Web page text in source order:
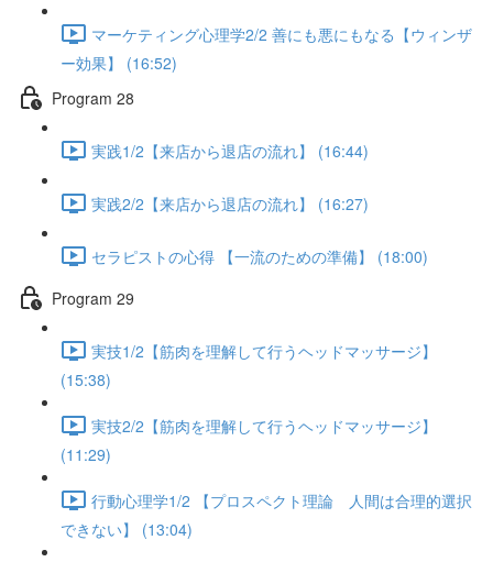
マーケティング心理学2/2 善にも悪にもなる【ウィンザ
ー効果】 (16:52)
Program 28
実践1/2【来店から退店の流れ】 (16:44)
実践2/2【来店から退店の流れ】 (16:27)
セラピストの心得 【一流のための準備】 (18:00)
Program 29
実技1/2【筋肉を理解して行うヘッドマッサージ】
(15:38)
実技2/2【筋肉を理解して行うヘッドマッサージ】
(11:29)
行動心理学1/2 【プロスペクト理論 人間は合理的選択
できない】 (13:04)